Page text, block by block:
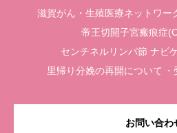
滋賀がん・生殖医療ネットワー
帝王切開子宮瘢痕症
センチネルリンパ節 ナビ
里帰り分娩の再開について
お問い合わ